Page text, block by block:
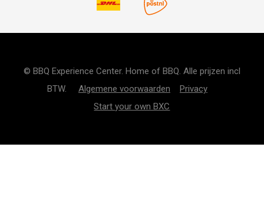
© BBQ Experience Center. Home of BBQ. Alle prijzen incl
BTW. Algemene voorwaarden
Privacy
Start your own BXC